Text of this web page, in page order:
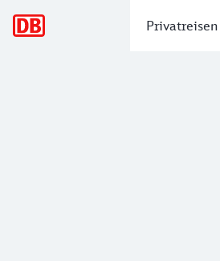
Privatreisen